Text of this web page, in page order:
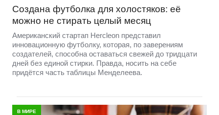
Создана футболка для холостяков: её
можно не стирать целый месяц
Американский стартап Hercleon представил
инновационную футболку, которая, по заверениям
создателей, способна оставаться свежей до тридцати
дней без единой стирки. Правда, носить на себе
придётся часть таблицы Менделеева.
В МИРЕ